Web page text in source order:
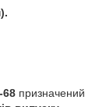
68 призначений